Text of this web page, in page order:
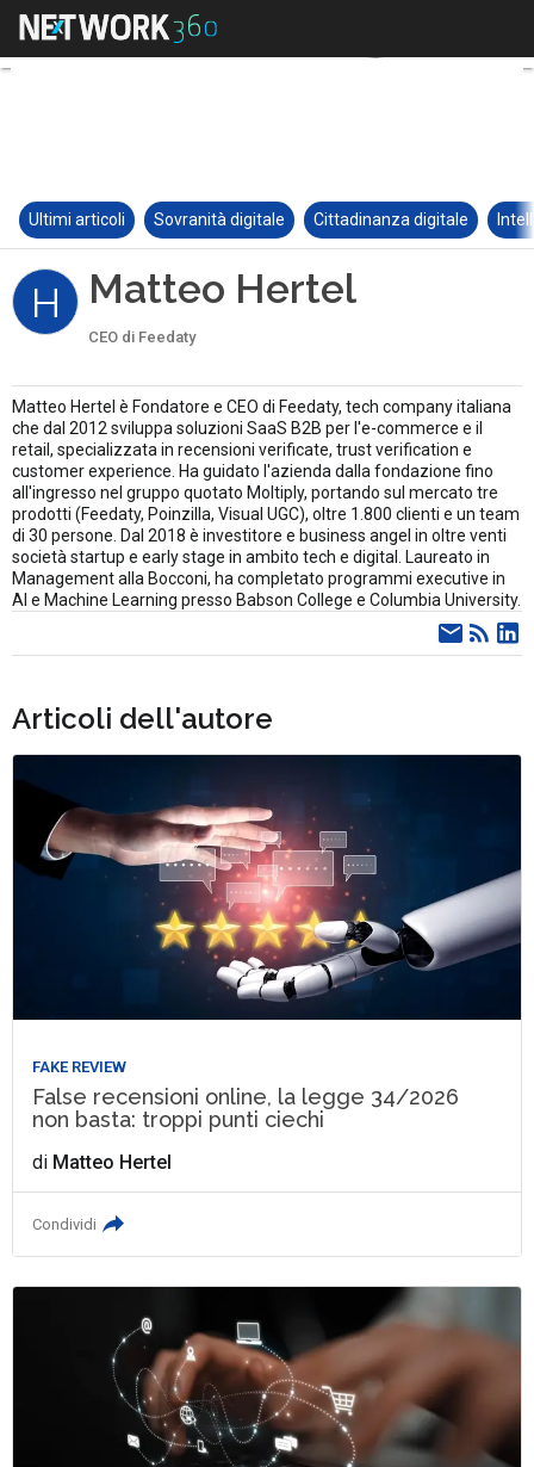
Ultimi articoli Sovranità digitale Cittadinanza digitale
H Matteo Hertel
CEO di Feedaty
Matteo Hertel è Fondatore e CEO di Feedaty, tech company italiana
che dal 2012 sviluppa soluzioni SaaS B2B per l'e-commerce e il
retail, specializzata in recensioni verificate, trust verification e
customer experience. Ha guidato l'azienda dalla fondazione fino
all'ingresso nel gruppo quotato Moltiply, portando sul mercato tre
prodotti (Feedaty, Poinzilla, Visual UGC), oltre 1.800 clienti e un team
di 30 persone. Dal 2018 è investitore e business angel in oltre venti
società startup e early stage in ambito tech e digital. Laureato in
Management alla Bocconi, ha completato programmi executive in
AI e Machine Learning presso Babson College e Columbia University.
Articoli dell'autore
FAKE REVIEW
False recensioni online, la legge 34/2026
non basta: troppi punti ciechi
di Matteo Hertel
Condividi